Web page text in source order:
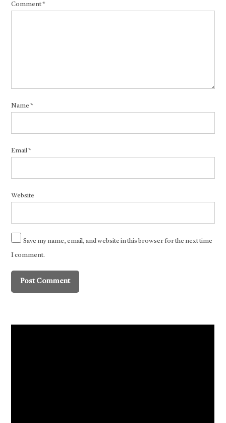
Comment*
Name*
Email*
Website
Save my name, email, and website in this browser for the next time
I comment.